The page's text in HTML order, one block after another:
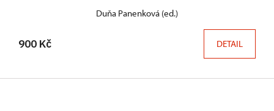
Duňa Panenková (ed.)
900 Kč DETAIL